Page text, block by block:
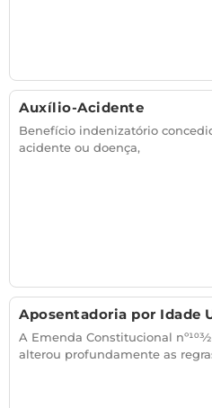
Auxílio-Acidente
Benefício indenizatório
acidente ou doença,
Aposentadoria por Idade
A Emenda Constitucional
alterou profundamente as